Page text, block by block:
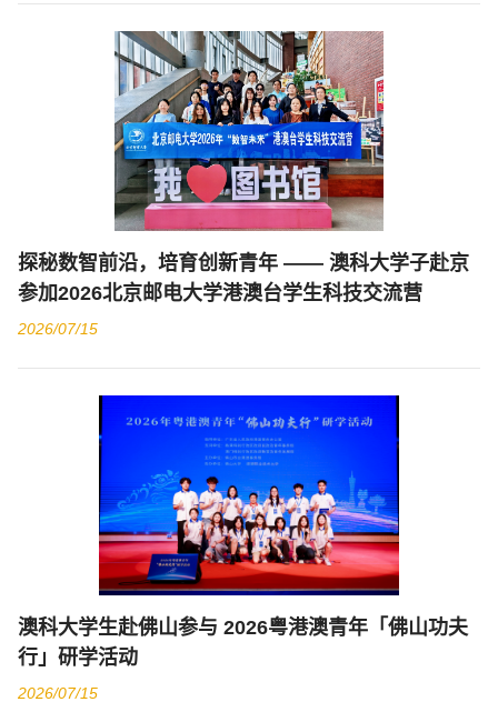
探秘数智前沿，培育创新青年 —— 澳科大学子赴京
参加2026北京邮电大学港澳台学生科技交流营
2026/07/15
澳科大学生赴佛山参与 2026粤港澳青年「佛山功夫
行」研学活动
2026/07/15